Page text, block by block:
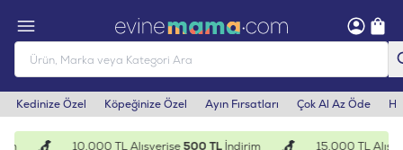
Kedinize Özel Köpeğinize Özel Ayın Fırsatları Çok Al Az Öde
10.000 TL Alışverişe500 TLİndirim 15.000 TL